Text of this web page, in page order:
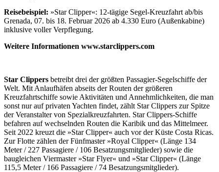
Reisebeispiel: »Star Clipper«: 12-tägige Segel-Kreuzfahrt ab/bis
Grenada, 07. bis 18. Februar 2026 ab 4.330 Euro (Außenkabine)
inklusive voller Verpflegung.
Weitere Informationen www.starclippers.com
Star Clippers betreibt drei der größten Passagier-Segelschiffe der
Welt. Mit Anlaufhäfen abseits der Routen der größeren
Kreuzfahrtschiffe sowie Aktivitäten und Annehmlichkeiten, die man
sonst nur auf privaten Yachten findet, zählt Star Clippers zur Spitze
der Veranstalter von Spezialkreuzfahrten. Star Clippers-Schiffe
befahren auf wechselnden Routen die Karibik und das Mittelmeer.
Seit 2022 kreuzt die »Star Clipper« auch vor der Küste Costa Ricas.
Zur Flotte zählen der Fünfmaster »Royal Clipper« (Länge 134
Meter / 227 Passagiere / 106 Besatzungsmitglieder) sowie die
baugleichen Viermaster »Star Flyer« und »Star Clipper« (Länge
115,5 Meter / 166 Passagiere / 74 Besatzungsmitglieder).